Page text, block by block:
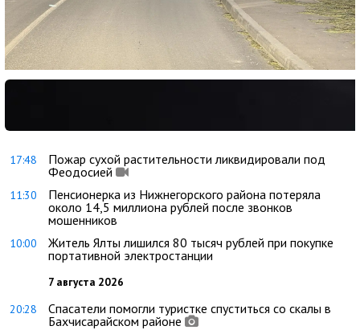
17:48
Пожар сухой растительности ликвидировали под
Феодосией
11:30
Пенсионерка из Нижнегорского района потеряла
около 14,5 миллиона рублей после звонков
мошенников
10:00
Житель Ялты лишился 80 тысяч рублей при покупке
портативной электростанции
7 августа 2026
20:28
Спасатели помогли туристке спуститься со скалы в
Бахчисарайском районе